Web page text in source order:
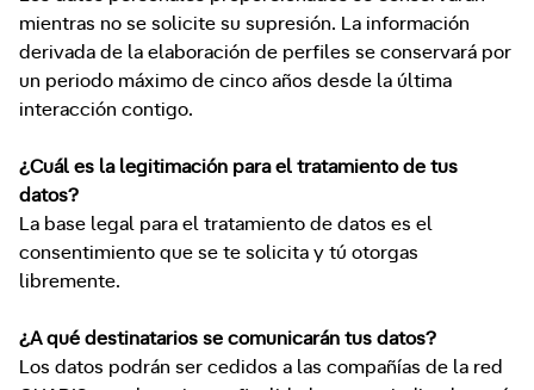
mientras no se solicite su supresión. La información
derivada de la elaboración de perfiles se conservará por
un periodo máximo de cinco años desde la última
interacción contigo.
¿Cuál es la legitimación para el tratamiento de tus
datos?
La base legal para el tratamiento de datos es el
consentimiento que se te solicita y tú otorgas
libremente.
¿A qué destinatarios se comunicarán tus datos?
Los datos podrán ser cedidos a las compañías de la red